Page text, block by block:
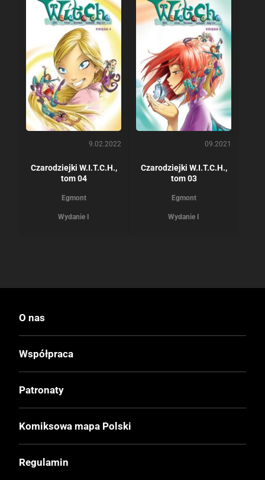
9.02.2022
Czarodziejki W.I.T.C.H.,
tom 04
Egmont
Wydanie I
09.2021
Czarodziejki W.I.T.C.H.,
tom 03
Egmont
Wydanie I
O nas
Współpraca
Patronaty
Komiksowa mapa Polski
Regulamin